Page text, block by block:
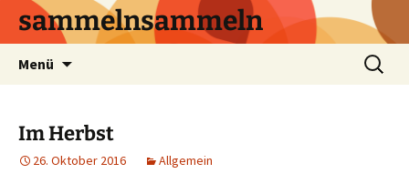
sammelnsammeln
Menü
Suchen
nach:
Im Herbst
26. Oktober 2016 Allgemein